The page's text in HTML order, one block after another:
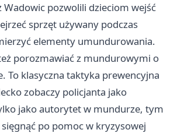
Wadowic pozwolili dzieciom wejść
sprzęt używany podczas
elementy umundurowania.
porozmawiać z mundurowymi o
To klasyczna taktyka prewencyjna
zobaczy policjanta jako
jako autorytet w mundurze, tym
po pomoc w kryzysowej